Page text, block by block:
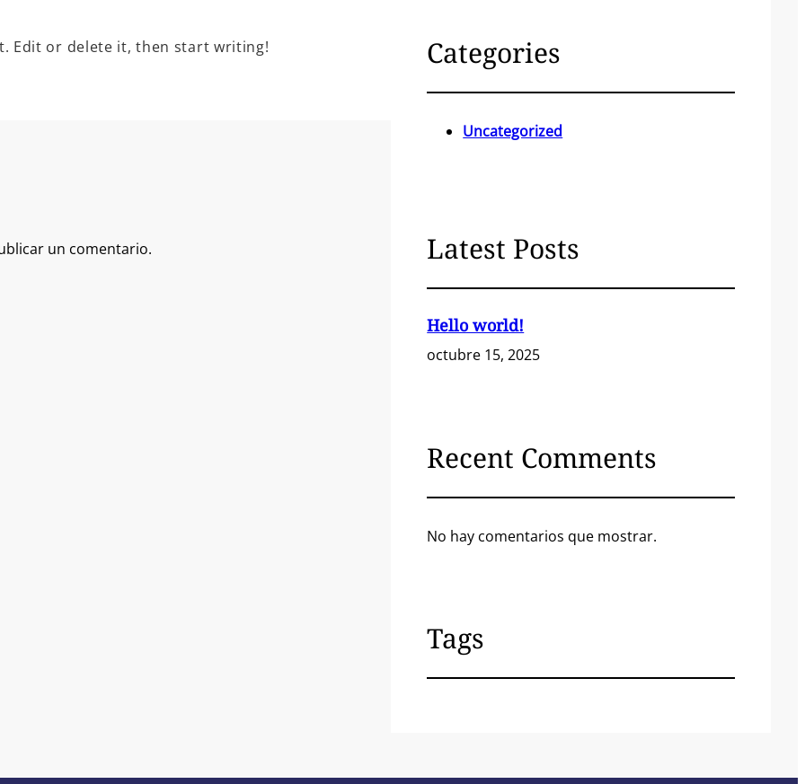
Edit or delete it, then start writing!
un comentario.
h
Categories
Uncategorized
Latest Posts
Hello world!
octubre 15, 2025
Recent Comments
No hay comentarios que mostrar.
Tags